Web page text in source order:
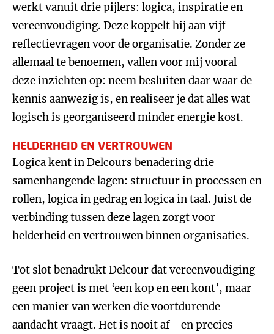
werkt vanuit drie pijlers: logica, inspiratie en
vereenvoudiging. Deze koppelt hij aan vijf
reflectievragen voor de organisatie. Zonder ze
allemaal te benoemen, vallen voor mij vooral
deze inzichten op: neem besluiten daar waar de
kennis aanwezig is, en realiseer je dat alles wat
logisch is georganiseerd minder energie kost.
HELDERHEID EN VERTROUWEN
Logica kent in Delcours benadering drie
samenhangende lagen: structuur in processen en
rollen, logica in gedrag en logica in taal. Juist de
verbinding tussen deze lagen zorgt voor
helderheid en vertrouwen binnen organisaties.
Tot slot benadrukt Delcour dat vereenvoudiging
geen project is met ‘een kop en een kont’, maar
een manier van werken die voortdurende
aandacht vraagt. Het is nooit af - en precies